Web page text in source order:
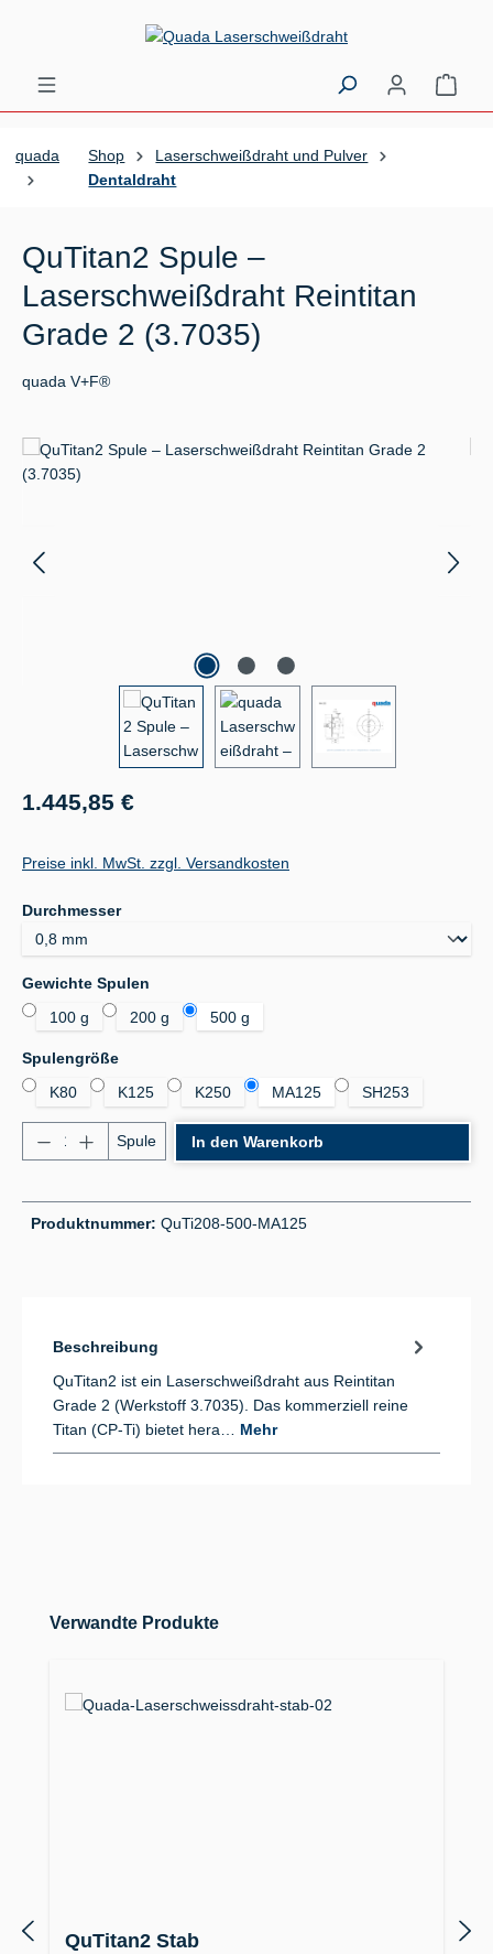
Zum Hauptinhalt springen
quada Shop
Laserschweißdraht und Pulver
Dentaldraht
QuTitan2 Spule –
Laserschweißdraht Reintitan
Grade 2 (3.7035)
quada V+F®
Bildergalerie überspringen
Regulärer Preis:
1.445,85 €
Preise inkl. MwSt. zzgl. Versandkosten
Durchmesserauswählen
Gewichte Spulen
100 g
200 g 500 g
Spulengrößeauswählen
K80
K125 K250 MA125 SH253
Produkt Anzahl: Gib den gewünschten Wert ein
Spule In den Warenkorb
Produktnummer: QuTi208-500-MA125
Beschreibung
QuTitan2 ist ein Laserschweißdraht aus Reintitan
Grade 2 (Werkstoff 3.7035). Das kommerziell reine
Titan (CP-Ti) bietet hera… Mehr
Produktgalerie überspringen
Verwandte Produkte
QuTitan2 Stab